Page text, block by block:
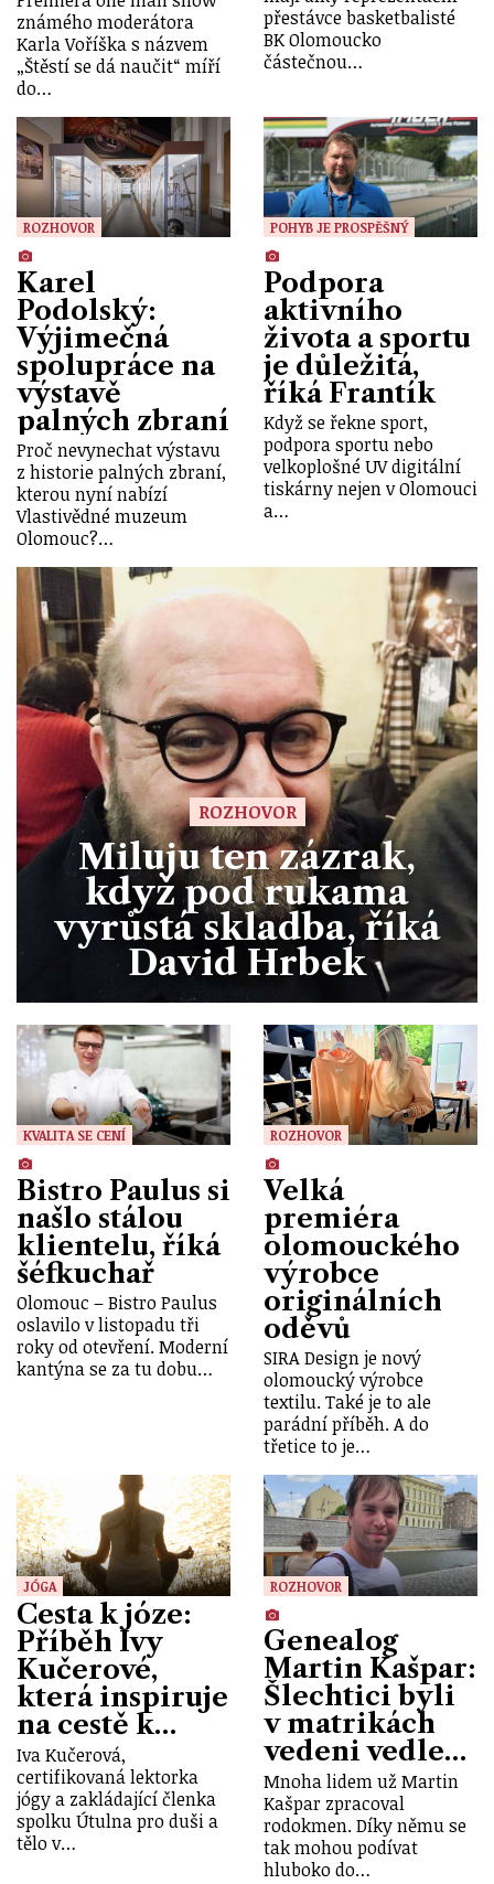
známého moderátora
Karla Voříška s názvem
„Štěstí se dá naučit“ míří
do…
přestávce basketbalisté
BK Olomoucko
částečnou…
ROZHOVOR
Karel
Podolský:
Výjimečná
spolupráce na
výstavě
palných zbraní
Proč nevynechat výstavu
z historie palných zbraní,
kterou nyní nabízí
Vlastivědné muzeum
Olomouc?…
POHYB JE PROSPĚŠNÝ
Podpora
aktivního
života a sportu
je důležitá,
říká Frantík
Když se řekne sport,
podpora sportu nebo
velkoplošné UV digitální
tiskárny nejen v Olomouci
a…
ROZHOVOR
Miluju ten zázrak,
když pod rukama
vyrůstá skladba, říká
David Hrbek
KVALITA SE CENÍ
Bistro Paulus si
našlo stálou
klientelu, říká
šéfkuchař
Olomouc – Bistro Paulus
oslavilo v listopadu tři
roky od otevření. Moderní
kantýna se za tu dobu…
ROZHOVOR
Velká
premiéra
olomouckého
výrobce
originálních
oděvů
SIRA Design je nový
olomoucký výrobce
textilu. Také je to ale
parádní příběh. A do
třetice to je…
JÓGA
Cesta k józe:
Příběh Ivy
Kučerové,
která inspiruje
na cestě k…
Iva Kučerová,
certifikovaná lektorka
jógy a zakládající členka
spolku Útulna pro duši a
tělo v…
ROZHOVOR
Genealog
Martin Kašpar:
Šlechtici byli
v matrikách
vedeni vedle…
Mnoha lidem už Martin
Kašpar zpracoval
rodokmen. Díky němu se
tak mohou podívat
hluboko do…